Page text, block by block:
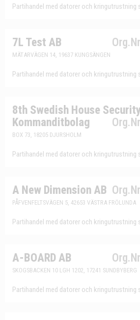
Partihandel med datorer och kringutrustning
7L Test AB
MÄTARVÄGEN 14, 19637 KUNGSÄNGEN
Partihandel med datorer och kringutrustning
8th Swedish House
Kommanditbolag
BOX 73, 18205 DJURSHOLM
Partihandel med datorer och kringutrustning
A New Dimension AB
PÅFVENFELTSVÄGEN 5, 42653 VÄSTRA FRÖLUNDA
Partihandel med datorer och kringutrustning
A-BOARD AB
SKOGSBACKEN 10 LGH 1202, 17241 SUNDBYBERG
Partihandel med datorer och kringutrustning